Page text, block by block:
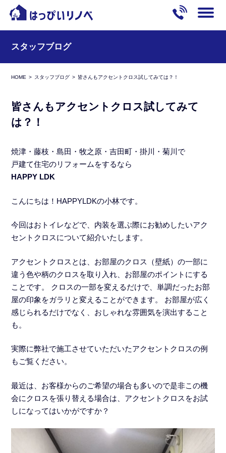
スタッフブログ
HOME スタッフブログ 皆さんもアクセントクロス試してみては？！
皆さんもアクセントクロス試してみて
は？！
焼津・藤枝・島田・牧之原・吉田町・掛川・菊川で
戸建て住宅のリフォームをするなら
HAPPY LDK
こんにちは！HAPPYLDKの小林です。
今回はおトイレなどで、内装を選ぶ際にお勧めしたいアク
セントクロスについて紹介いたします。
アクセントクロスとは、お部屋のクロス（壁紙）の一部に
違う色や柄のクロスを取り入れ、お部屋のポイントにする
ことです。 クロスの一部を変えるだけで、単調だったお部
屋の印象をガラリと変えることができます。 お部屋が広く
感じられるだけでなく、おしゃれな雰囲気を演出すること
も。
実際に弊社で施工させていただいたアクセントクロスの例
もご覧ください。
最近は、お客様からのご希望の場合も多いので是非この機
会にクロスを張り替える場合は、アクセントクロスをお試
しになってはいかがですか？